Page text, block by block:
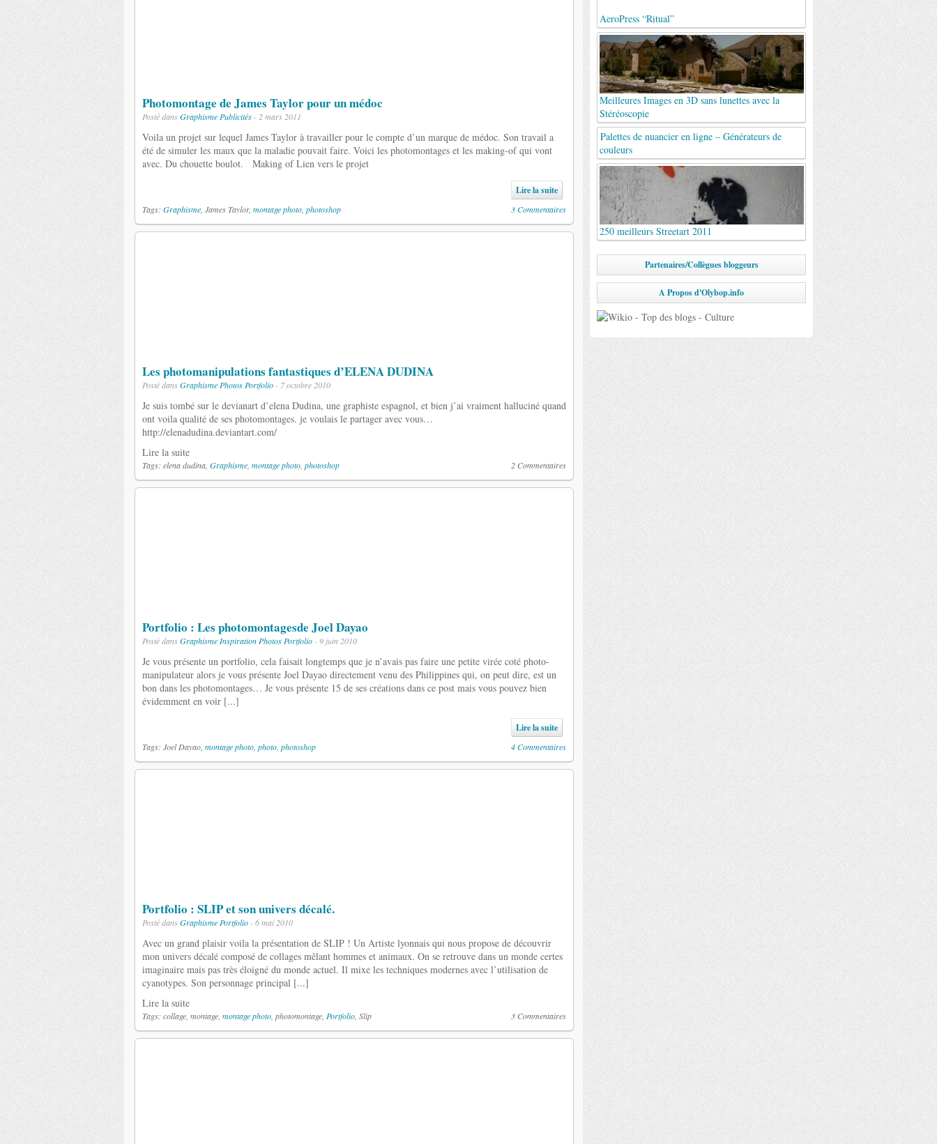
Photomontage de James Taylor pour un médoc
Posté dansGraphisme Publicités- 2 mars 2011
Voila un projet sur lequel James Taylor à travailler pour le compte d’un marque de médoc. Son travail a
été de simuler les maux que la maladie pouvait faire. Voici les photomontages et les making-of qui vont
avec. Du chouette boulot. Making of Lien vers le projet
Lire la suite
Tags: Graphisme , James Taylor, montage photo photoshop 3 Commentaires
Les photomanipulations fantastiques d’ELENA DUDINA
Posté dansGraphisme Photos Portfolio- 7 octobre 2010
Je suis tombé sur le devianart d’elena Dudina, une graphiste espagnol, et bien j’ai vraiment halluciné quand
ont voila qualité de ses photomontages. je voulais le partager avec vous…
http://elenadudina.deviantart.com/
Lire la suite
Tags: elena dudina, Graphisme montage photo photoshop 2 Commentaires
Portfolio : Les photomontagesde Joel Dayao
Posté dansGraphisme Inspiration Photos Portfolio- 9 juin 2010
Je vous présente un portfolio, cela faisait longtemps que je n’avais pas faire une petite virée coté photo-
manipulateur alors je vous présente Joel Dayao directement venu des Philippines qui, on peut dire, est un
bon dans les photomontages… Je vous présente 15 de ses créations dans ce post mais vous pouvez bien
évidemment en voir [...]
Lire la suite
Tags: Joel Dayao, montage photo photo photoshop 4 Commentaires
Portfolio : SLIP et son univers décalé.
Posté dansGraphisme Portfolio- 6 mai 2010
Avec un grand plaisir voila la présentation de SLIP ! Un Artiste lyonnais qui nous propose de découvrir
mon univers décalé composé de collages mêlant hommes et animaux. On se retrouve dans un monde certes
imaginaire mais pas très éloigné du monde actuel. Il mixe les techniques modernes avec l’utilisation de
cyanotypes. Son personnage principal [...]
Lire la suite
Tags: collage, montage, montage photo , photomontage, Portfolio , Slip 3 Commentaires
AeroPress “Ritual”
Meilleures Images en 3D sans lunettes avec la
Stéréoscopie
Palettes de nuancier en ligne – Générateurs de
couleurs
250 meilleurs Streetart 2011
Partenaires/Collègues bloggeurs
A Propos d'Olybop.info